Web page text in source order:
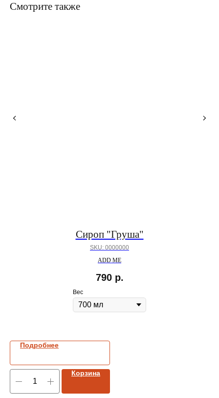
Смотрите также
Сироп "Груша"
SKU: 0000000
ADD ME
790 р.
Вес
Подробнее
Корзина